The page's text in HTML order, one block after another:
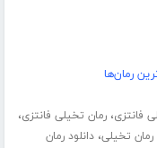
رمان‌ها
فانتزی،رمان تخیلی فانتزی،
رمان تخیلی،دانلود رمان